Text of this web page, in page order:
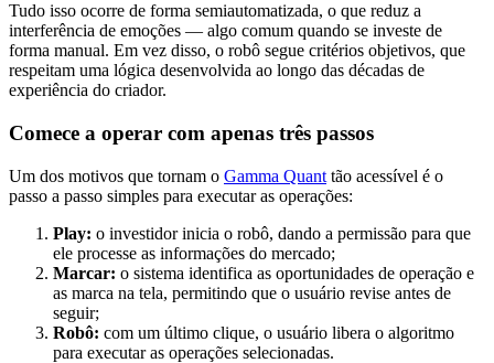
Tudo isso ocorre de forma semiautomatizada, o que reduz a
interferência de emoções — algo comum quando se investe de
forma manual. Em vez disso, o robô segue critérios objetivos, que
respeitam uma lógica desenvolvida ao longo das décadas de
experiência do criador.
Comece a operar com apenas três passos
Um dos motivos que tornam o Gamma Quant tão acessível é o
passo a passo simples para executar as operações:
Play: o investidor inicia o robô, dando a permissão para que
ele processe as informações do mercado;
Marcar: o sistema identifica as oportunidades de operação e
as marca na tela, permitindo que o usuário revise antes de
seguir;
Robô: com um último clique, o usuário libera o algoritmo
para executar as operações selecionadas.